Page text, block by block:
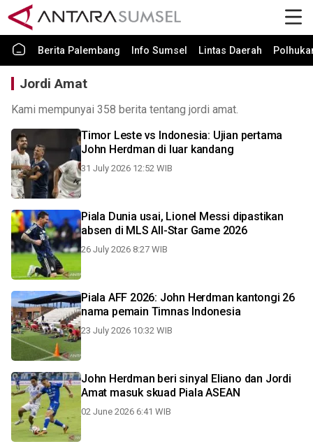
Berita Palembang Info Sumsel Lintas Daerah
Jordi Amat
Kami mempunyai 358 berita tentang jordi amat.
Timor Leste vs Indonesia: Ujian pertama
John Herdman di luar kandang
31 July 2026 12:52 WIB
Piala Dunia usai, Lionel Messi dipastikan
absen di MLS All-Star Game 2026
26 July 2026 8:27 WIB
Piala AFF 2026: John Herdman kantongi 26
nama pemain Timnas Indonesia
23 July 2026 10:32 WIB
John Herdman beri sinyal Eliano dan Jordi
Amat masuk skuad Piala ASEAN
02 June 2026 6:41 WIB